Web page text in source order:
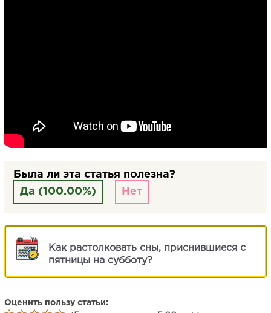
Была ли эта статья полезна?
Да (100.00%)
Нет
Как растолковать сны, приснившиеся с
пятницы на субботу?
Оценить пользу статьи: